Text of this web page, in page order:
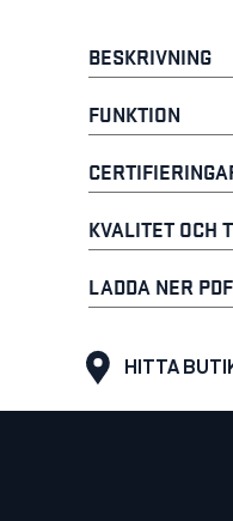
BESKRIVNING
FUNKTION
KVALITET OCH
LADDA NER PDF
HITTA